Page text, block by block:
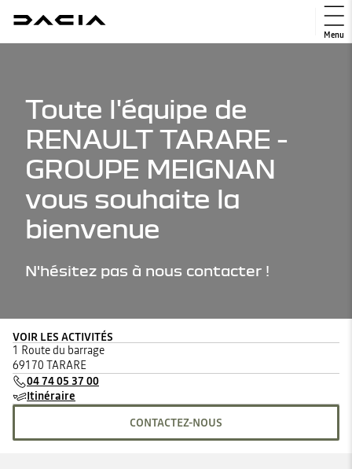
Menu
Toute l'équipe de
RENAULT TARARE -
GROUPE MEIGNAN
vous souhaite la
bienvenue
N'hésitez pas à nous contacter !
VOIR LES ACTIVITÉS
1 Route du barrage
69170 TARARE
04 74 05 37 00
Itinéraire
CONTACTEZ-NOUS